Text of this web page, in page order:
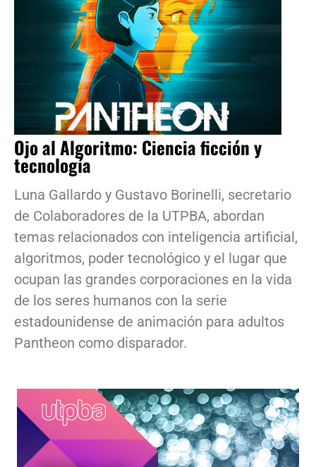
Ojo al Algoritmo: Ciencia ficción y
tecnología
Luna Gallardo y Gustavo Borinelli, secretario
de Colaboradores de la UTPBA, abordan
temas relacionados con inteligencia artificial,
algoritmos, poder tecnológico y el lugar que
ocupan las grandes corporaciones en la vida
de los seres humanos con la serie
estadounidense de animación para adultos
Pantheon como disparador.